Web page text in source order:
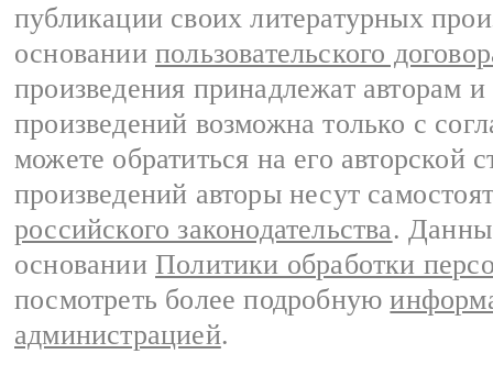
публикации своих литературных
основании пользовательского
произведения принадлежат авторам
произведений возможна только с
можете обратиться на его авторской
произведений авторы несут
российского законодательства.
основании Политики обработки
посмотреть более подробную
администрацией.